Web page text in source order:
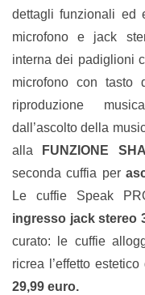
dettagli funzionali ed
microfono e jack
interna dei padiglioni
microfono con tasto
riproduzione
dall’ascolto della
alla
FUNZIONE
seconda cuffia per
Le cuffie Speak
ingresso jack stereo
curato: le cuffie
ricrea l’effetto
29,99 euro.